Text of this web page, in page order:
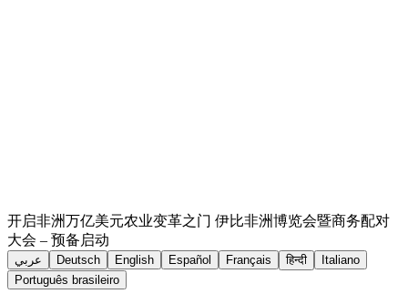
开启非洲万亿美元农业变革之门 伊比非洲博览会暨商务配对
大会 – 预备启动
عربي Deutsch English Español Français हिन्दी
Italiano
Português brasileiro